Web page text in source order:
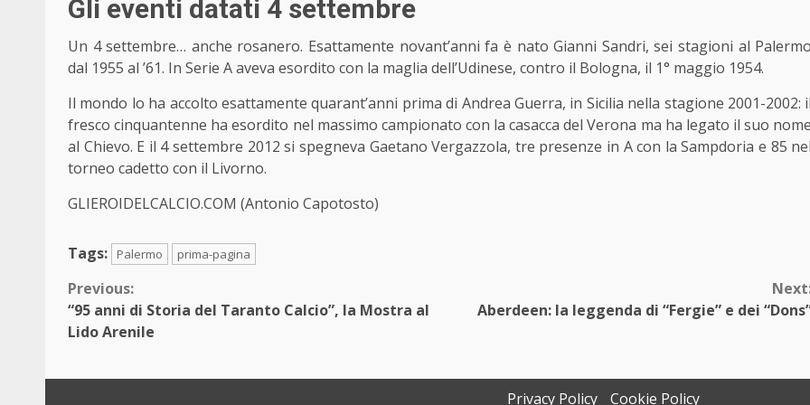
Gli eventi datati 4 settembre
Un 4 settembre… anche rosanero. Esattamente novant’anni fa è nato Gianni Sandri, sei stagioni al Palermo
dal 1955 al ’61. In Serie A aveva esordito con la maglia dell’Udinese, contro il Bologna, il 1° maggio 1954.
Il mondo lo ha accolto esattamente quarant’anni prima di Andrea Guerra, in Sicilia nella stagione 2001-2002: il
fresco cinquantenne ha esordito nel massimo campionato con la casacca del Verona ma ha legato il suo nome
al Chievo. E il 4 settembre 2012 si spegneva Gaetano Vergazzola, tre presenze in A con la Sampdoria e 85 nel
torneo cadetto con il Livorno.
GLIEROIDELCALCIO.COM (Antonio Capotosto)
Tags: Palermo prima-pagina
Continue
Reading
Previous:
“95 anni di Storia del Taranto Calcio”, la Mostra al
Lido Arenile
Aberdeen: la leggenda di “Fergie” e dei
Privacy Policy Cookie Policy